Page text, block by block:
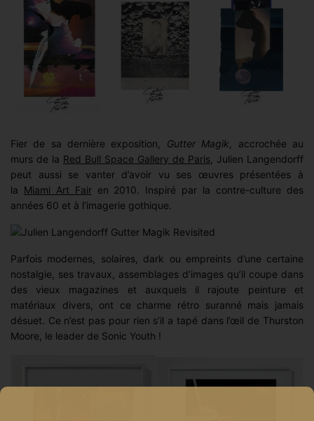
Fier de sa dernière exposition, Gutter Magik , accrochée au
murs de la Red Bull Space Gallery de Paris , Julien Langendorff
peut aussi se vanter d’avoir vu ses œuvres présentées à
la Miami Art Fairen 2010. Inspiré par la contre-culture des
années 60 et à l’imagerie gothique.
Parfois modernes, solaires, dark ou empreints d’une certaine
nostalgie, ses travaux, assemblages d’images qu’il coupe dans
des vieux magazines et auxquels il rajoute peinture et
matériaux divers, ont ce charme rétro suranné mais jamais
désuet. Ce n’est pas pour rien s’il a tapé dans l’œil de Thurston
Moore, le leader de Sonic Youth !